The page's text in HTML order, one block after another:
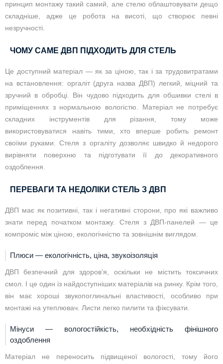
принцип монтажу такий самий, але стелю облаштовувати дещо
складніше, адже це робота на висоті, що створює певні
незручності.
ЧОМУ САМЕ ДВП ПІДХОДИТЬ ДЛЯ СТЕЛЬ
Це доступний матеріал — як за ціною, так і за трудовитратами
на встановлення: оргаліт (друга назва ДВП) легкий, міцний та
зручний в обробці. Він чудово підходить для обшивки стелі в
приміщеннях з нормальною вологістю. Матеріал не потребує
складних інструментів для різання, тому може
використовуватися навіть тими, хто вперше робить ремонт
своїми руками. Стеля з оргаліту дозволяє швидко й недорого
вирівняти поверхню та підготувати її до декоративного
оздоблення.
ПЕРЕВАГИ ТА НЕДОЛІКИ СТЕЛЬ З ДВП
ДВП має як позитивні, так і негативні сторони, про які важливо
знати перед початком монтажу. Стеля з ДВП-панелей — це
компроміс між ціною, екологічністю та зовнішнім виглядом.
Плюси — екологічність, ціна, звукоізоляція
ДВП безпечний для здоров’я, оскільки не містить токсичних
смол. І це один із найдоступніших матеріалів на ринку. Крім того,
він має хороші звукопоглинальні властивості, особливо при
монтажі на утеплювач. Листи легко пилити та фіксувати.
Мінуси — вологостійкість, необхідність фінішного
оздоблення
Матеріал не переносить підвищеної вологості, тому його